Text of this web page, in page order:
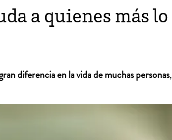
a quienes más lo
diferencia en la vida de muchas personas,